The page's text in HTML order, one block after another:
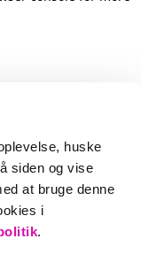
huske
siden og vise
at bruge denne
i
.